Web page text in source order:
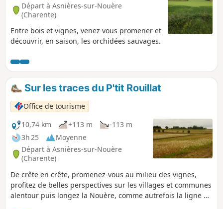
Départ à Asnières-sur-Nouère
(Charente)
Entre bois et vignes, venez vous promener et
découvrir, en saison, les orchidées sauvages.
Sur les traces du P'tit Rouillat
Office de tourisme
10,74 km
+113 m
-113 m
3h 25
Moyenne
Départ à Asnières-sur-Nouère
(Charente)
De crête en crête, promenez-vous au milieu des vignes,
profitez de belles perspectives sur les villages et communes
alentour puis longez la Nouère, comme autrefois la ligne de